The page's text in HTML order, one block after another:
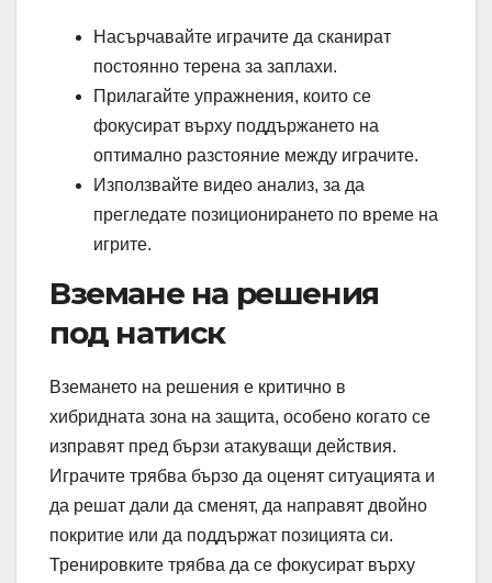
Насърчавайте играчите да сканират
постоянно терена за заплахи.
Прилагайте упражнения, които се
фокусират върху поддържането на
оптимално разстояние между играчите.
Използвайте видео анализ, за да
прегледате позиционирането по време на
игрите.
Вземане на решения
под натиск
Вземането на решения е критично в
хибридната зона на защита, особено когато се
изправят пред бързи атакуващи действия.
Играчите трябва бързо да оценят ситуацията и
да решат дали да сменят, да направят двойно
покритие или да поддържат позицията си.
Тренировките трябва да се фокусират върху